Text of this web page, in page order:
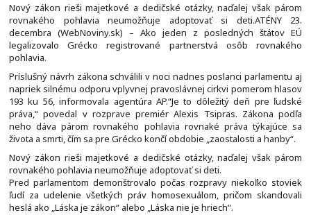
Nový zákon rieši majetkové a dedičské otázky, naďalej však párom
rovnakého pohlavia neumožňuje adoptovať si deti.ATÉNY 23.
decembra (WebNoviny.sk) – Ako jeden z posledných štátov EÚ
legalizovalo Grécko registrované partnerstvá osôb rovnakého
pohlavia.
Príslušný návrh zákona schválili v noci nadnes poslanci parlamentu aj
napriek silnému odporu vplyvnej pravoslávnej cirkvi pomerom hlasov
193 ku 56, informovala agentúra AP.“Je to dôležitý deň pre ľudské
práva,“ povedal v rozprave premiér Alexis Tsipras. Zákona podľa
neho dáva párom rovnakého pohlavia rovnaké práva týkajúce sa
života a smrti, čím sa pre Grécko končí obdobie „zaostalosti a hanby“.
Nový zákon rieši majetkové a dedičské otázky, naďalej však párom
rovnakého pohlavia neumožňuje adoptovať si deti.
Pred parlamentom demonštrovalo počas rozpravy niekoľko stoviek
ľudí za udelenie všetkých práv homosexuálom, pričom skandovali
heslá ako „Láska je zákon“ alebo „Láska nie je hriech“.